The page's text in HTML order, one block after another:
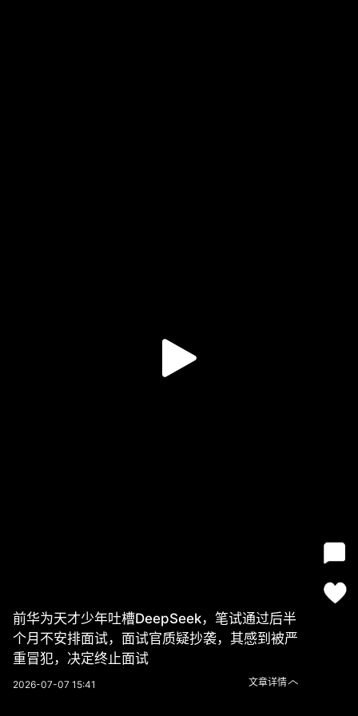
前华为天才少年吐槽DeepSeek，笔试通过后半
个月不安排面试，面试官质疑抄袭，其感到被严
重冒犯，决定终止面试
2026-07-07 15:41 文章详情